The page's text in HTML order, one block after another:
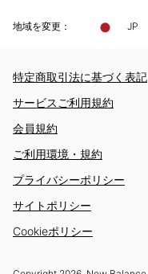
地域を変更： JP
特定商取引法に基づく表記
サービスご利用規約
会員規約
ご利用環境・規約
プライバシーポリシー
サイトポリシー
Cookieポリシー